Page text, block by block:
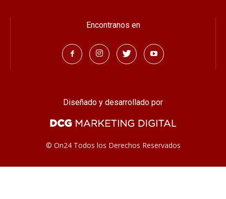
Encontranos en
Diseñado y desarrollado por
© On24 Todos los Derechos Reservados